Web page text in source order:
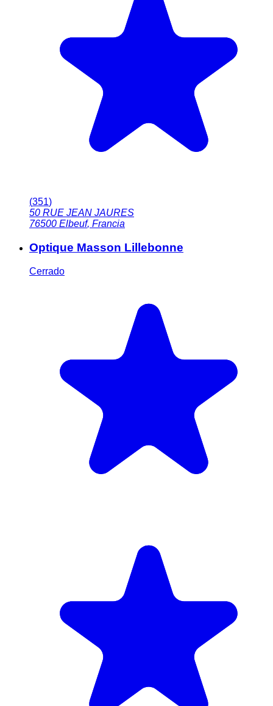
(351)
50 RUE JEAN JAURES
76500 Elbeuf, Francia
Optique Masson Lillebonne
Cerrado